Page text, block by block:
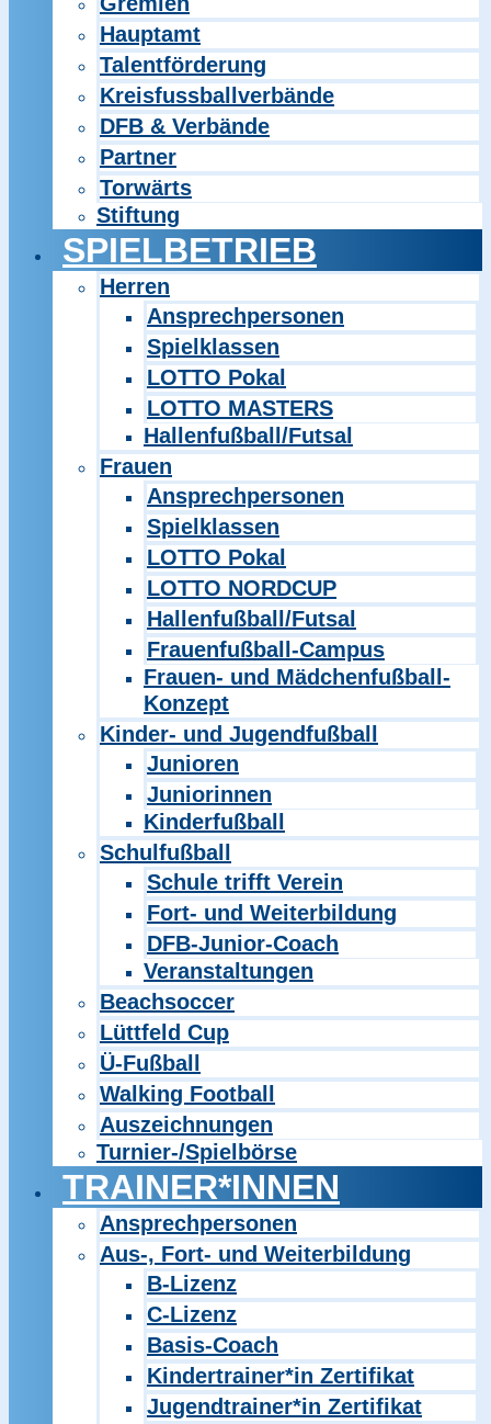
Hauptamt
Talentförderung
Kreisfussballverbände
DFB & Verbände
Partner
Torwärts
Stiftung
SPIELBETRIEB
Herren
Ansprechpersonen
Spielklassen
LOTTO Pokal
LOTTO MASTERS
Hallenfußball/Futsal
Frauen
Ansprechpersonen
Spielklassen
LOTTO Pokal
LOTTO NORDCUP
Hallenfußball/Futsal
Frauenfußball-Campus
Frauen- und Mädchenfußball-
Konzept
Kinder- und Jugendfußball
Junioren
Juniorinnen
Kinderfußball
Schulfußball
Schule trifft Verein
Fort- und Weiterbildung
DFB-Junior-Coach
Veranstaltungen
Beachsoccer
Lüttfeld Cup
Ü-Fußball
Walking Football
Auszeichnungen
Turnier-/Spielbörse
TRAINER*INNEN
Ansprechpersonen
Aus-, Fort- und Weiterbildung
B-Lizenz
C-Lizenz
Basis-Coach
Kindertrainer*in Zertifikat
Jugendtrainer*in Zertifikat